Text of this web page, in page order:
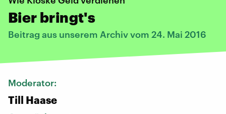
Bier bringt's
Beitrag aus unserem Archiv vom 24. Mai 2016
Moderator:
Till Haase